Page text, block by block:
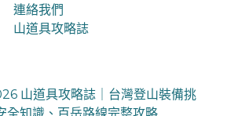
連絡我們
山道具攻略誌
山道具攻略誌｜台灣登山裝備挑